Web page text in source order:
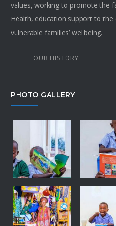
values, working to promote the
Health, education support to
vulnerable families’ wellbeing.
OUR HISTORY
PHOTO GALLERY